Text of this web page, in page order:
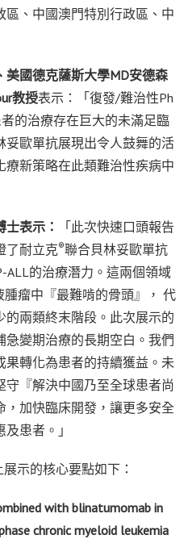
、中國澳門特別行政區、中
美國德克薩斯大學MD安德森
教授表示：「復發/難治性Ph
的治療存在巨大的未滿足臨
妥歐單抗展現出令人鼓舞的活
新策略在此類難治性疾病中
表示：
「此次快速口頭報告
了耐立克®聯合貝林妥歐單抗
ALL的治療潛力。這兩個領域
腫瘤中『最難啃的骨頭』， 代
兩類終末階段。此次展示的
變期治療的長期空白。我們
轉化為患者的持續獲益。未
『解決中國乃至全球患者尚
加快臨床開發，讓更多安全
患者。」
示的核心要點如下：
with blinatumomab in
chronic myeloid leukemia